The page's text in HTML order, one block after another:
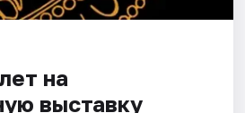
на
выставку